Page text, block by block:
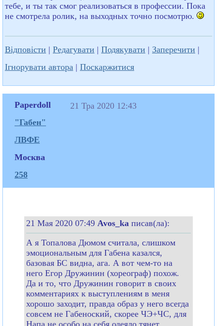
тебе, и ты так смог реализоваться в профессии. Пока
не смотрела ролик, на выходных точно посмотрю.
Відповісти | Редагувати | Подякувати | Заперечити |
Ігнорувати автора | Поскаржитися
Paperdoll
"Габен"
ЛВФЕ
Москва
258
21 Тра 2020 12:43
21 Мая 2020 07:49 Avos_ka писав(ла):
А я Топалова Дюмом считала, слишком
эмоциональным для Габена казался,
базовая БС видна, ага. А вот чем-то на
него Егор Дружинин (хореограф) похож.
Да и то, что Дружинин говорит в своих
комментариях к выступлениям в меня
хорошо заходит, правда образ у него всегда
совсем не Габеноский, скорее ЧЭ+ЧС, для
Напа не особо на себя одеяло тянет,